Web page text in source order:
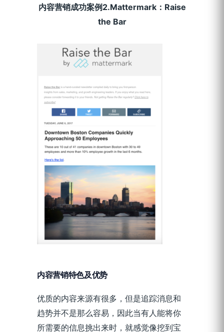
内容营销成功案例2.Mattermark：Raise
the Bar
内容营销特色及优势
优质的内容来源有很多，但是追踪消息和
趋势并不是那么容易，因此当有人能将你
所需要的信息挑出来时，就感觉像挖到宝